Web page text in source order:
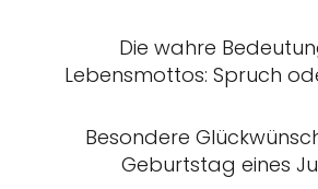
Die wahre
Lebensmottos: Spruch
Besondere
Geburtstag eines